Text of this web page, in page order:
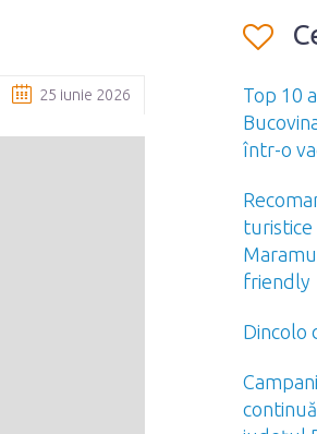
25 iunie 2026
Top 10
într-o
turistice
friendly
Dincolo